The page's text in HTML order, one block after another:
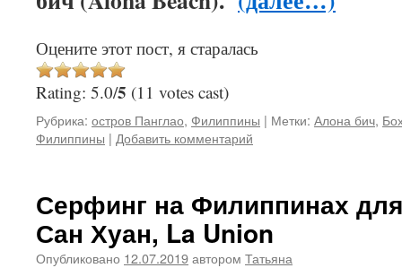
Оцените этот пост, я старалась
Rating: 5.0/5 (11 votes cast)
Рубрика: остров Панглао, Филиппины | Метки: Алона бич,
Филиппины | Добавить комментарий
Серфинг на Филиппинах
Сан Хуан, La Union
Опубликовано 12.07.2019автором Татьяна